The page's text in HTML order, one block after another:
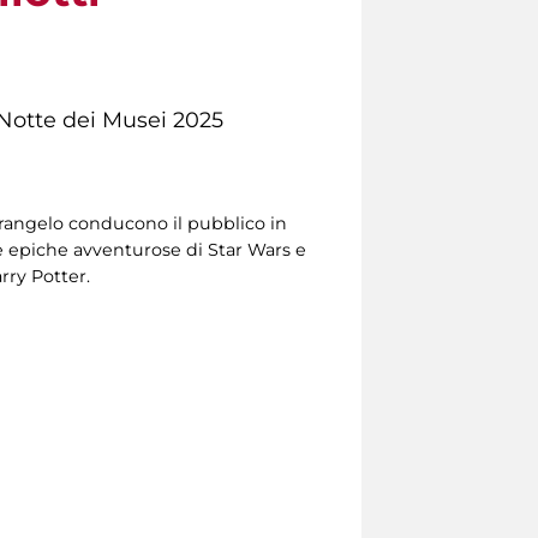
dei Musei 2025
conducono il pubblico in
avventurose di Star Wars e
Potter.